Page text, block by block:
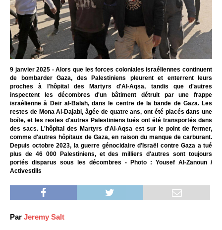
9 janvier 2025 - Alors que les forces coloniales israéliennes continuent
de bombarder Gaza, des Palestiniens pleurent et enterrent leurs
proches à l'hôpital des Martyrs d'Al-Aqsa, tandis que d'autres
inspectent les décombres d'un bâtiment détruit par une frappe
israélienne à Deir al-Balah, dans le centre de la bande de Gaza. Les
restes de Mona Al-Dajabi, âgée de quatre ans, ont été placés dans une
boîte, et les restes d'autres Palestiniens tués ont été transportés dans
des sacs. L'hôpital des Martyrs d'Al-Aqsa est sur le point de fermer,
comme d'autres hôpitaux de Gaza, en raison du manque de carburant.
Depuis octobre 2023, la guerre génocidaire d'Israël contre Gaza a tué
plus de 46 000 Palestiniens, et des milliers d'autres sont toujours
portés disparus sous les décombres - Photo : Yousef Al-Zanoun /
Activestills
Par Jeremy Salt